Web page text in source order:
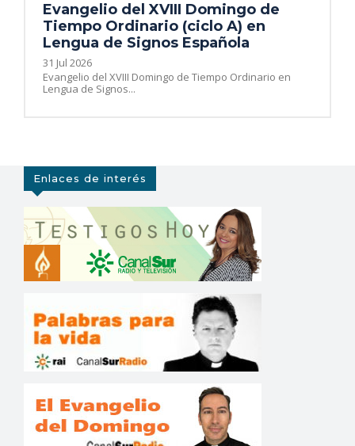
Evangelio del XVIII Domingo de
Tiempo Ordinario (ciclo A) en
Lengua de Signos Española
31 Jul 2026
Evangelio del XVIII Domingo de Tiempo Ordinario en
Lengua de Signos...
Enlaces de interés